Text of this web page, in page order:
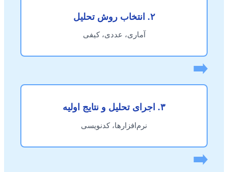
۲. انتخاب روش تحلیل
آماری، عددی، کیفی
➡️
۳. اجرای تحلیل و نتایج اولیه
نرم‌افزارها، کدنویسی
➡️